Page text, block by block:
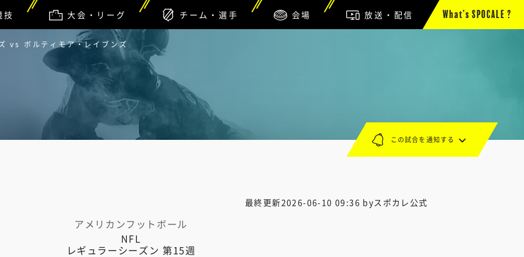
技 大会・リーグ チーム・選手 会場 放送・配信 What’s SPOCALE ?
vs ボルティモア・レイブンズ
最終更新2026-06-10 09:36 byスポカレ公式
アメリカンフットボール
NFL
レギュラーシーズン 第15週
この試合を通知する